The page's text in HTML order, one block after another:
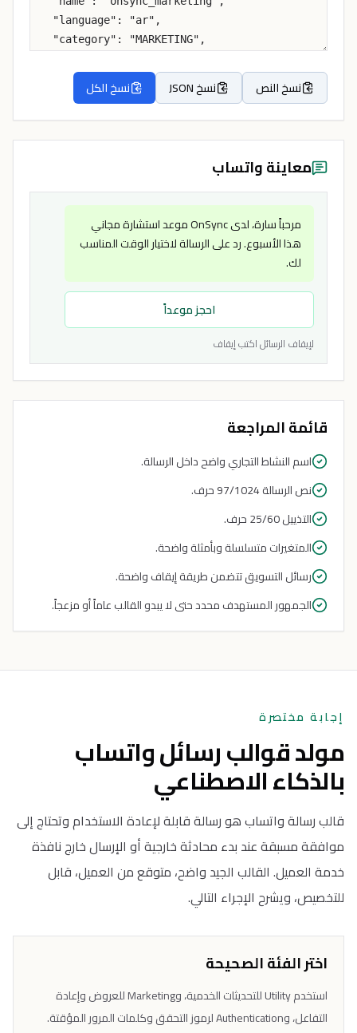
نسخ النص نسخ JSON نسخ الكل
معاينة واتساب
مرحباً سارة، لدى OnSync موعد استشارة مجاني
هذا الأسبوع. رد على الرسالة لاختيار الوقت المناسب
لك.
احجز موعداً
لإيقاف الرسائل اكتب إيقاف
قائمة المراجعة
اسم النشاط التجاري واضح داخل الرسالة.
نص الرسالة 97/1024 حرف.
التذييل 25/60 حرف.
المتغيرات متسلسلة وبأمثلة واضحة.
رسائل التسويق تتضمن طريقة إيقاف واضحة.
الجمهور المستهدف محدد حتى لا يبدو القالب عاماً أو مزعجاً.
إجابة مختصرة
مولد قوالب رسائل واتساب
بالذكاء الاصطناعي
قالب رسالة واتساب هو رسالة قابلة لإعادة الاستخدام وتحتاج إلى
موافقة مسبقة عند بدء محادثة خارجية أو الإرسال خارج نافذة
خدمة العميل. القالب الجيد واضح، متوقع من العميل، قابل
للتخصيص، ويشرح الإجراء التالي.
اختر الفئة الصحيحة
استخدم Utility للتحديثات الخدمية، وMarketing للعروض وإعادة
التفاعل، وAuthentication لرموز التحقق وكلمات المرور المؤقتة.